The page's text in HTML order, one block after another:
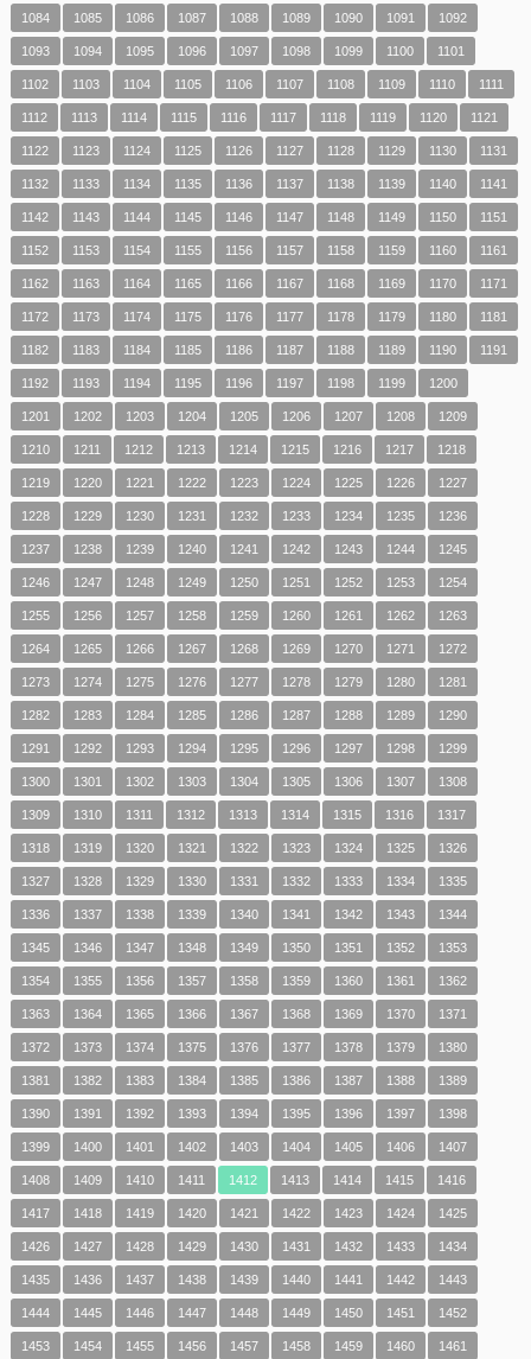
1084 1085 1086 1087 1088 1089 1090 1091 1092
1093 1094 1095 1096 1097 1098 1099 1100 1101
1102 1103 1104 1105 1106 1107 1108 1109 1110 1111
1112 1113 1114 1115 1116 1117 1118 1119 1120 1121
1122 1123 1124 1125 1126 1127 1128 1129 1130 1131
1132 1133 1134 1135 1136 1137 1138 1139 1140 1141
1142 1143 1144 1145 1146 1147 1148 1149 1150 1151
1152 1153 1154 1155 1156 1157 1158 1159 1160 1161
1162 1163 1164 1165 1166 1167 1168 1169 1170 1171
1172 1173 1174 1175 1176 1177 1178 1179 1180 1181
1182 1183 1184 1185 1186 1187 1188 1189 1190 1191
1192 1193 1194 1195 1196 1197 1198 1199 1200
1201 1202 1203 1204 1205 1206 1207 1208 1209
1210 1211 1212 1213 1214 1215 1216 1217 1218
1219 1220 1221 1222 1223 1224 1225 1226 1227
1228 1229 1230 1231 1232 1233 1234 1235 1236
1237 1238 1239 1240 1241 1242 1243 1244 1245
1246 1247 1248 1249 1250 1251 1252 1253 1254
1255 1256 1257 1258 1259 1260 1261 1262 1263
1264 1265 1266 1267 1268 1269 1270 1271 1272
1273 1274 1275 1276 1277 1278 1279 1280 1281
1282 1283 1284 1285 1286 1287 1288 1289 1290
1291 1292 1293 1294 1295 1296 1297 1298 1299
1300 1301 1302 1303 1304 1305 1306 1307 1308
1309 1310 1311 1312 1313 1314 1315 1316 1317
1318 1319 1320 1321 1322 1323 1324 1325 1326
1327 1328 1329 1330 1331 1332 1333 1334 1335
1336 1337 1338 1339 1340 1341 1342 1343 1344
1345 1346 1347 1348 1349 1350 1351 1352 1353
1354 1355 1356 1357 1358 1359 1360 1361 1362
1363 1364 1365 1366 1367 1368 1369 1370 1371
1372 1373 1374 1375 1376 1377 1378 1379 1380
1381 1382 1383 1384 1385 1386 1387 1388 1389
1390 1391 1392 1393 1394 1395 1396 1397 1398
1399 1400 1401 1402 1403 1404 1405 1406 1407
1408 1409 1410 1411 1412 1413 1414 1415 1416
1417 1418 1419 1420 1421 1422 1423 1424 1425
1426 1427 1428 1429 1430 1431 1432 1433 1434
1435 1436 1437 1438 1439 1440 1441 1442 1443
1444 1445 1446 1447 1448 1449 1450 1451 1452
1453 1454 1455 1456 1457 1458 1459 1460 1461